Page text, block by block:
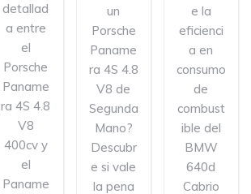
detallad
a entre
el
Porsche
Paname
ra 4S 4.8
V8
400cv y
el
Paname
un
Porsche
Paname
ra 4S 4.8
V8 de
Segunda
Mano?
Descubr
e si vale
la pena
e la
eficienci
a en
consumo
de
combust
ible del
BMW
640d
Cabrio